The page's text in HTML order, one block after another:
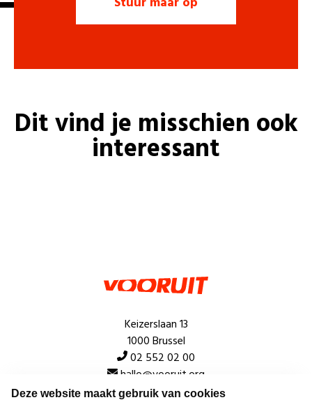
Deze website maakt gebruik van cookies
Dit vind je misschien ook
interessant
Keizerslaan 13
1000 Brussel
02 552 02 00
hallo@vooruit.org